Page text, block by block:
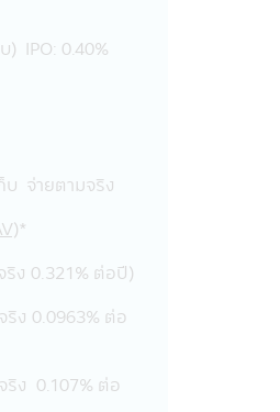
เพื่อการ
ก
ขการ
ะนั้นผู้
องคืน
องเก็บ
ะโยชน์
ารลงทุน
) IPO: 0.40%
บ จ่ายตามจริง
*
ริง 0.321% ต่อปี)
ริง 0.0963% ต่อ
ริง 0.107% ต่อ